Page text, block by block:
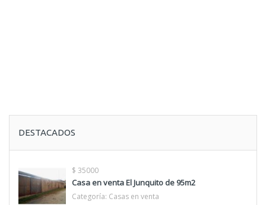
DESTACADOS
$ 35000
Casa en venta El Junquito de 95m2
Categoría: Casas en venta